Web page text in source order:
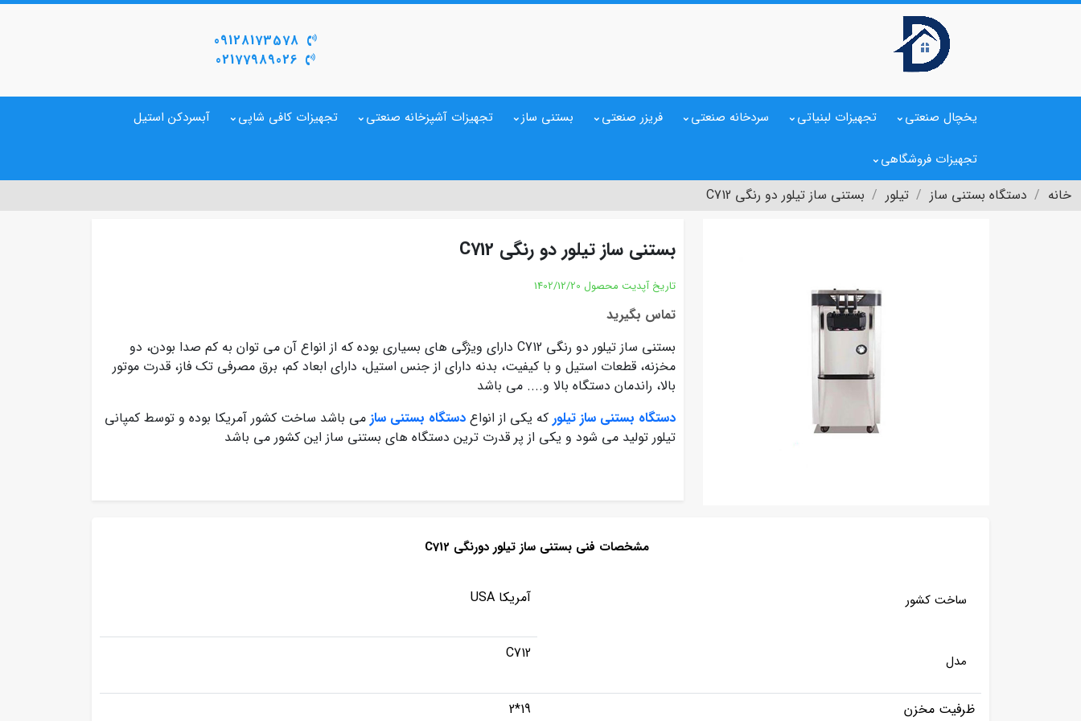
09128173578
02177989026
یخچال صنعتی تجهیزات لبنیاتی سردخانه صنعتی فریزر صنعتی بستنی ساز تجهیزات آشپزخانه صنعتی تجهیزات کافی شاپی آبسردکن استیل
تجهیزات فروشگاهی
خانه دستگاه بستنی ساز تیلور بستنی ساز تیلور دو رنگی C712
بستنی ساز تیلور دو رنگی C712
تاریخ آپدیت محصول 1402/12/20
تماس بگیرید
بستنی ساز تیلور دو رنگی C712 دارای ویژگی های بسیاری بوده که از انواع آن می توان به کم صدا بودن، دو
مخزنه، قطعات استیل و با کیفیت، بدنه دارای از جنس استیل، دارای ابعاد کم، برق مصرفی تک فاز، قدرت موتور
بالا، راندمان دستگاه بالا و.... می باشد
دستگاه بستنی ساز تیلور که یکی از انواع دستگاه بستنی ساز می باشد ساخت کشور آمریکا بوده و توسط کمپانی
تیلور تولید می شود و یکی از پر قدرت ترین دستگاه های بستنی ساز این کشور می باشد
مشخصات فنی بستنی ساز تیلور دورنگی C712
ساخت کشور
مدل
آمریکا USA
C712
ظرفیت مخزن
19*2